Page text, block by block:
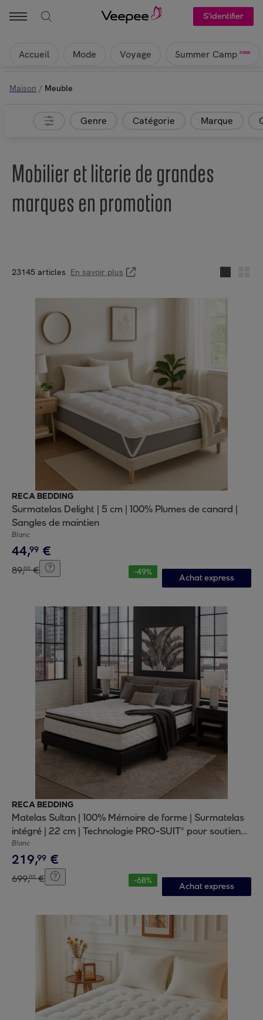
S'identifier
Accueil Mode Voyage Summer Camp new
Maison / Meuble
Genre Catégorie Marque
Mobilier et literie de grandes
marques en promotion
23145 articles En savoir plus
RECA BEDDING
Surmatelas Delight | 5 cm | 100% Plumes de canard |
Sangles de maintien
Blanc
44,99 €
89,00 € -49%
Achat express
RECA BEDDING
Matelas Sultan | 100% Mémoire de forme | Surmatelas
intégré | 22 cm | Technologie PRO-SUIT® pour soutien
progressif
Blanc
219,99 €
699,00 € -68%
Achat express